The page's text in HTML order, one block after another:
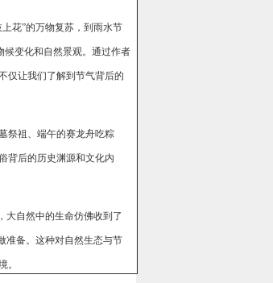
花”的万物复苏，到雨水节
候变化和自然景观。通过作者
仅让我们了解到节气背后的
祭祖、端午的赛龙舟吃粽
背后的历史渊源和文化内
大自然中的生命仿佛收到了
准备。这种对自然生态与节
。